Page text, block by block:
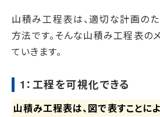
山積み工程表は、適切な計画の
方法です。そんな山積み工程表の
ていきます。
1：工程を可視化できる
山積み工程表は、図で表すことに